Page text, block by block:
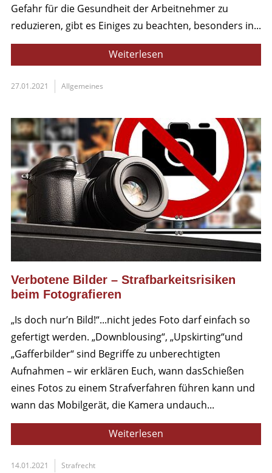
Gefahr für die Gesundheit der Arbeitnehmer zu
reduzieren, gibt es Einiges zu beachten, besonders in...
Weiterlesen
27.01.2021 Allgemeines
Verbotene Bilder – Strafbarkeitsrisiken
beim Fotografieren
„Is doch nur’n Bild!“...nicht jedes Foto darf einfach so
gefertigt werden. „Downblousing“, „Upskirting“und
„Gafferbilder“ sind Begriffe zu unberechtigten
Aufnahmen – wir erklären Euch, wann dasSchießen
eines Fotos zu einem Strafverfahren führen kann und
wann das Mobilgerät, die Kamera undauch...
Weiterlesen
14.01.2021 Strafrecht